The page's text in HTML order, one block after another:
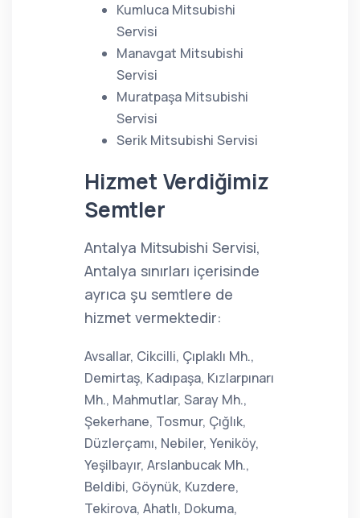
Kumluca Mitsubishi
Servisi
Manavgat Mitsubishi
Servisi
Muratpaşa Mitsubishi
Servisi
Serik Mitsubishi Servisi
Hizmet Verdiğimiz
Semtler
Antalya Mitsubishi Servisi,
Antalya sınırları içerisinde
ayrıca şu semtlere de
hizmet vermektedir:
Avsallar, Cikcilli, Çıplaklı Mh.,
Demirtaş, Kadıpaşa, Kızlarpınarı
Mh., Mahmutlar, Saray Mh.,
Şekerhane, Tosmur, Çığlık,
Düzlerçamı, Nebiler, Yeniköy,
Yeşilbayır, Arslanbucak Mh.,
Beldibi, Göynük, Kuzdere,
Tekirova, Ahatlı, Dokuma,